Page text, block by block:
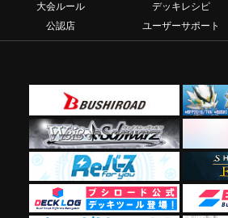
大会ルール
デッキレシピ
公認店
ユーザーサポート